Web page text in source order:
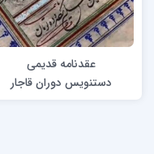
عقدنامه قدیمی
دستنویس دوران قاجار